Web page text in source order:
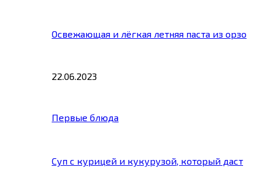
Освежающая и лёгкая летняя паста из орзо
22.06.2023
Первые блюда
Суп с курицей и кукурузой, который даст